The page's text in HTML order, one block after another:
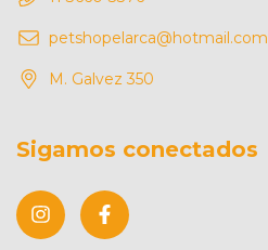
petshopelarca@hotmail.com
M. Galvez 350
Sigamos conectados